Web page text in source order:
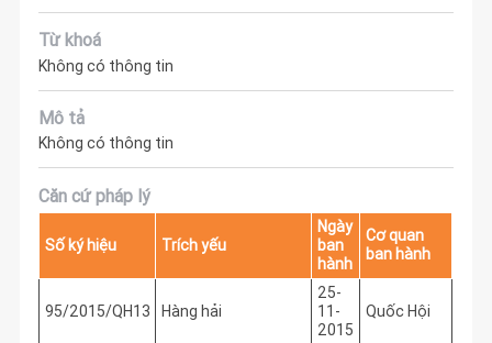
Từ khoá
Không có thông tin
Mô tả
Không có thông tin
Căn cứ pháp lý
Số ký hiệu Trích yếu
Ngày
ban
hành
Cơ quan
ban hành
95/2015/QH13 Hàng hải
25-
11-
2015
Quốc Hội